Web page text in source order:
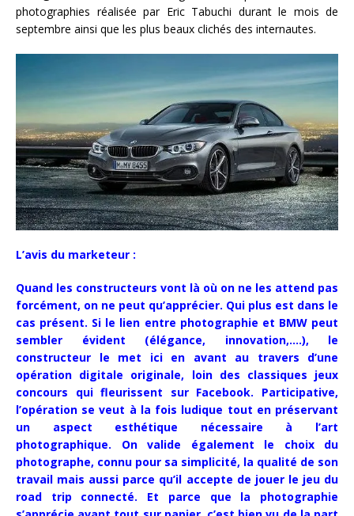
photographies réalisée par Eric Tabuchi durant le mois de
septembre ainsi que les plus beaux clichés des internautes.
L’avis du marketeur :
Quand les constructeurs vont là où on ne les attend pas
forcément, on ne peut qu’apprécier. Qui plus est dans le
cas présent. Si le lien entre photographie et BMW peut
sembler évident (élégance, innovation,….), le
constructeur le met ici en avant au travers d’une
opération digitale originale, loin des classiques jeux
concours qui fleurissent sur Facebook. Participative,
l’opération se veut à la fois ludique tout en préservant
un aspect esthétique nécessaire à l’art
photographique. On valide également le choix du
photographe, connu pour sa simplicité, la qualité de son
travail mais aussi parce qu’il accepte de jouer le jeu du
road trip connecté. Et parce que la photographie